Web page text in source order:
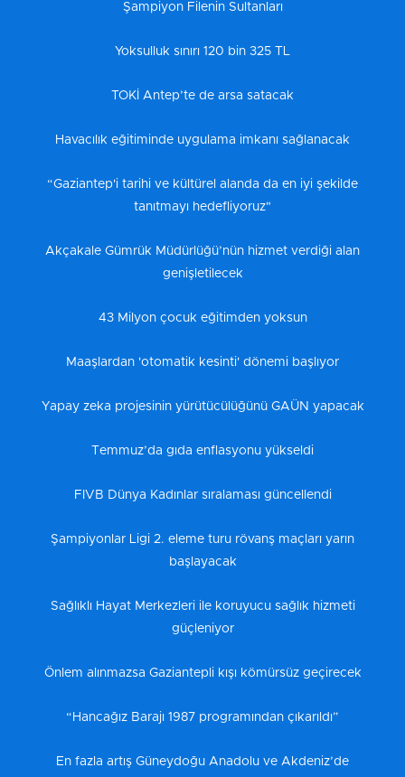
Şampiyon Filenin Sultanları
Yoksulluk sınırı 120 bin 325 TL
TOKİ Antep’te de arsa satacak
Havacılık eğitiminde uygulama imkanı sağlanacak
“Gaziantep'i tarihi ve kültürel alanda da en iyi şekilde
tanıtmayı hedefliyoruz"
Akçakale Gümrük Müdürlüğü’nün hizmet verdiği alan
genişletilecek
43 Milyon çocuk eğitimden yoksun
Maaşlardan 'otomatik kesinti' dönemi başlıyor
Yapay zeka projesinin yürütücülüğünü GAÜN yapacak
Temmuz’da gıda enflasyonu yükseldi
FIVB Dünya Kadınlar sıralaması güncellendi
Şampiyonlar Ligi 2. eleme turu rövanş maçları yarın
başlayacak
Sağlıklı Hayat Merkezleri ile koruyucu sağlık hizmeti
güçleniyor
Önlem alınmazsa Gaziantepli kışı kömürsüz geçirecek
“Hancağız Barajı 1987 programından çıkarıldı”
En fazla artış Güneydoğu Anadolu ve Akdeniz’de